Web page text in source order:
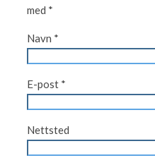
med *
Navn *
E-post *
Nettsted